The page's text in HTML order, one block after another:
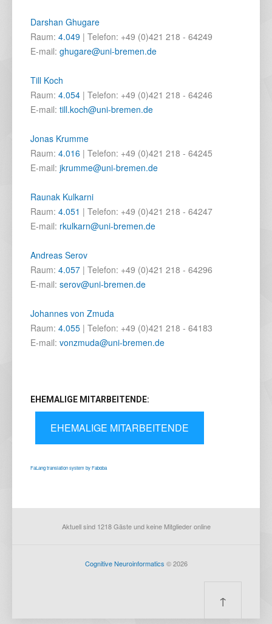
Darshan Ghugare
Raum: 4.049 | Telefon: +49 (0)421 218 - 64249
E-mail: ghugare@uni-bremen.de
Till Koch
Raum: 4.054 | Telefon: +49 (0)421 218 - 64246
E-mail: till.koch@uni-bremen.de
Jonas Krumme
Raum: 4.016 | Telefon: +49 (0)421 218 - 64245
E-mail: jkrumme@uni-bremen.de
Raunak Kulkarni
Raum: 4.051 | Telefon: +49 (0)421 218 - 64247
E-mail: rkulkarn@uni-bremen.de
Andreas Serov
Raum: 4.057 | Telefon: +49 (0)421 218 - 64296
E-mail: serov@uni-bremen.de
Johannes von Zmuda
Raum: 4.055 | Telefon: +49 (0)421 218 - 64183
E-mail: vonzmuda@uni-bremen.de
EHEMALIGE MITARBEITENDE:
EHEMALIGE MITARBEITENDE
FaLang translation system by Faboba
Aktuell sind 1218 Gäste und keine Mitglieder online
Cognitive Neuroinformatics © 2026
↑